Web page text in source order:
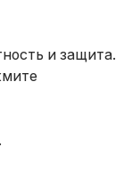
и защита.